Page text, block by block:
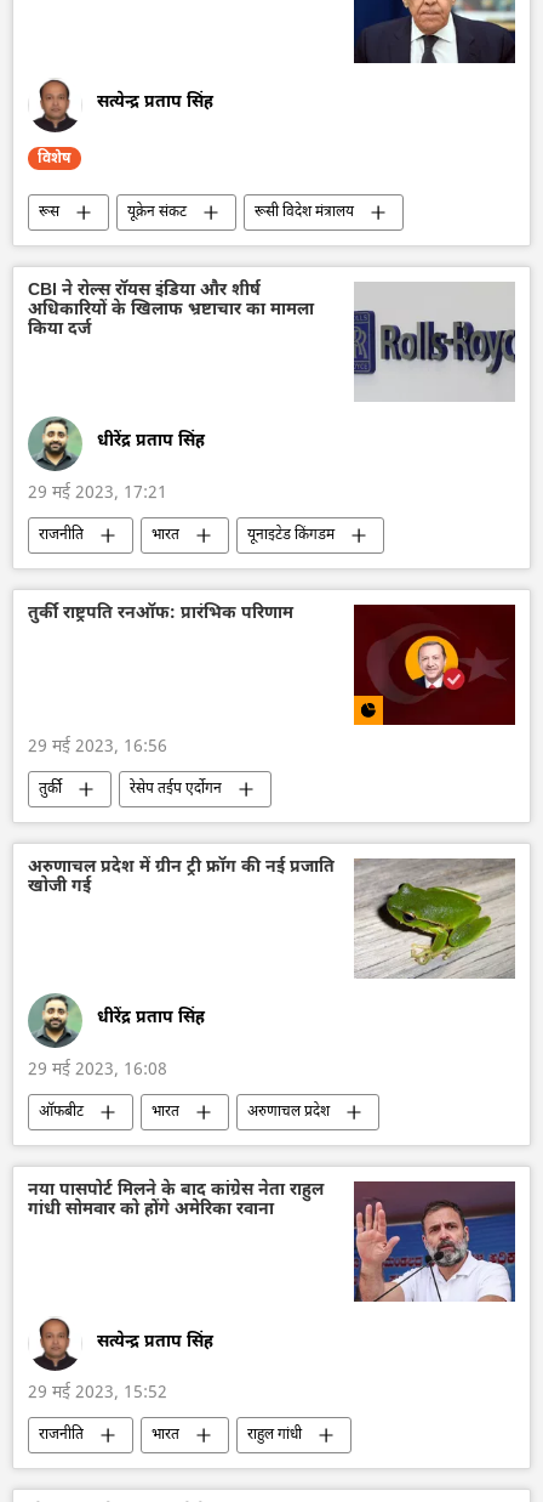
सत्येन्द्र प्रताप सिंह
विशेष
रूस यूक्रेन संकट
रूसी विदेश मंत्रालय
सर्गे लवरोव
यूक्रेन
विशेष सैन्य अभियान
रूसी सेना
F-16 लड़ाकू विमान
CBI ने रोल्स रॉयस इंडिया और शीर्ष
अधिकारियों के खिलाफ भ्रष्टाचार का मामला
किया दर्ज
धीरेंद्र प्रताप सिंह
29 मई 2023, 17:21
राजनीति भारत
यूनाइटेड किंगडम
केंद्रीय जांच ब्यूरो (सीबीआई)
भ्रष्टाचार
Rolls Royce
तुर्की राष्ट्रपति रनऑफ: प्रारंभिक परिणाम
29 मई 2023, 16:56
तुर्की
रेसेप तईप एर्दोगन
केमल किलिकडारोग्लू
चुनाव
अरुणाचल प्रदेश में ग्रीन ट्री फ्रॉग की नई प्रजाति
खोजी गई
धीरेंद्र प्रताप सिंह
29 मई 2023, 16:08
ऑफबीट भारत
अरुणाचल प्रदेश
उत्तराखंड
जर्मनी
वन्य जीव
जलीय जीव
नई प्रजाति
नया पासपोर्ट मिलने के बाद कांग्रेस नेता राहुल
गांधी सोमवार को होंगे अमेरिका रवाना
सत्येन्द्र प्रताप सिंह
29 मई 2023, 15:52
राजनीति भारत
राहुल गांधी
अमेरिका
भारतीय राष्ट्रीय कांग्रेस
कांग्रेस